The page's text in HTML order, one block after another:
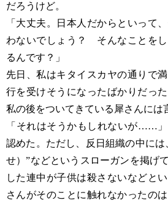
だろうけど。
「大丈夫。日本人だからといって
わないでしょう？ そんなことを
るんです？」
先日、私はキタイスカヤの通りで
行を受けそうになったばかりだっ
私の後をついてきている犀さんには
「それはそうかもしれないが……
認めた。ただし、反日組織の中に
せ）”などというスローガンを掲げ
した連中が子供は殺さないなどと
さんがそのことに触れなかったの